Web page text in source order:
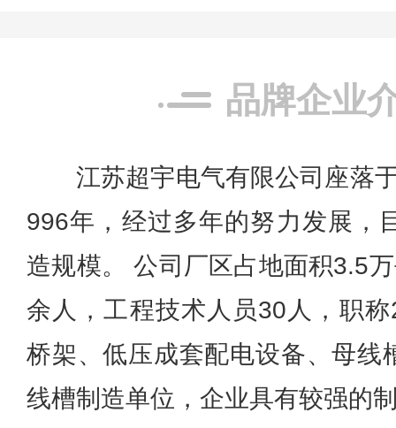
品牌企业
江苏超宇电气有限公司座落
996年，经过多年的努力发展，
造规模。 公司厂区占地面积3.5
余人，工程技术人员30人，职
桥架、低压成套配电设备、母线
线槽制造单位，企业具有较强的